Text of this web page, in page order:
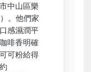
中山區樂
。他們家
感濕潤平
啡香明確
可粉給得